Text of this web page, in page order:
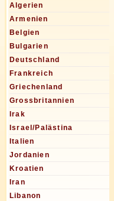
Algerien
Armenien
Belgien
Bulgarien
Deutschland
Frankreich
Griechenland
Grossbritannien
Irak
Israel/Palästina
Italien
Jordanien
Kroatien
Iran
Libanon